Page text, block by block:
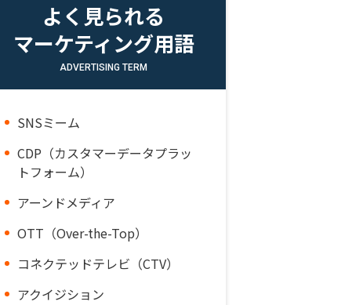
よく見られる
マーケティング用語
ADVERTISING TERM
SNSミーム
CDP（カスタマーデータプラッ
トフォーム）
アーンドメディア
OTT（Over-the-Top）
コネクテッドテレビ（CTV）
アクイジション